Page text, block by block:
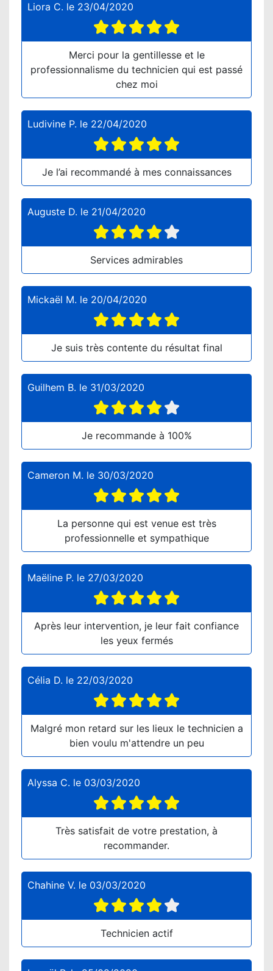
Liora C. le 23/04/2020
Merci pour la gentillesse et le
professionnalisme du technicien qui est passé
chez moi
Ludivine P. le 22/04/2020
Je l’ai recommandé à mes connaissances
Auguste D. le 21/04/2020
Services admirables
Mickaël M. le 20/04/2020
Je suis très contente du résultat final
Guilhem B. le 31/03/2020
Je recommande à 100%
Cameron M. le 30/03/2020
La personne qui est venue est très
professionnelle et sympathique
Maëline P. le 27/03/2020
Après leur intervention, je leur fait confiance
les yeux fermés
Célia D. le 22/03/2020
Malgré mon retard sur les lieux le technicien a
bien voulu m'attendre un peu
Alyssa C. le 03/03/2020
Très satisfait de votre prestation, à
recommander.
Chahine V. le 03/03/2020
Technicien actif